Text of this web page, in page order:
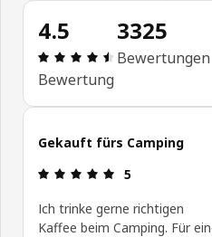
4.5
Bewertung: 4.5
Bewertung
3325
Bewertungen
Kundenbewertungen
Gekauft fürs Camping
Bewertung: 5
5
Ich trinke gerne richtigen
Kaffee beim Camping. Für